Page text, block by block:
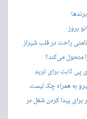
بروز
راحت در قلب شیراز
پی ثابت برای ترید
به همراه چک لیست
برای پیدا کردن شغل در